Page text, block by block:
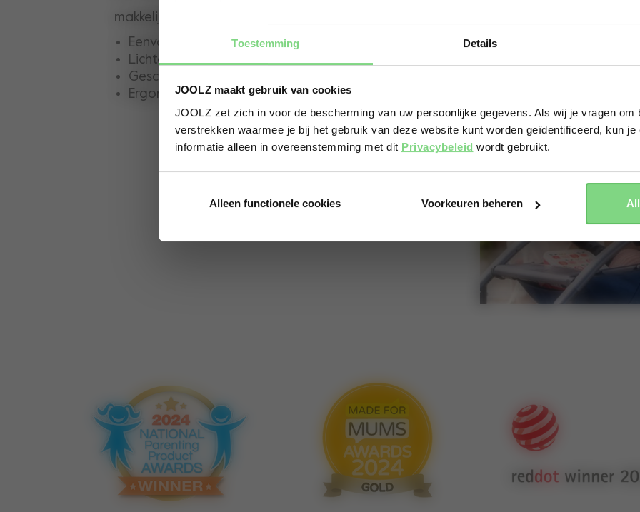
Toestemming Details
JOOLZ maakt gebruik van cookies
JOOLZ zet zich in voor de bescherming van uw persoonlijke gegevens. Als wij je vragen om
verstrekken waarmee je bij het gebruik van deze website kunt worden geïdentificeerd, kun
informatie alleen in overeenstemming met dit Privacybeleid wordt gebruikt.
Alleen functionele cookies Voorkeuren beheren
makkelijke Joolz Aer+.
Eenvoudig in- en uitklappen
Lichtgewicht
Geschikt voor in het vliegtuig
Ergonomische stoel
No, stay here
Yes, go there